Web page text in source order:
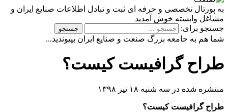
به پورتال تخصصی و حرفه ای ثبت و تبادل اطلاعات صنایع ایران و
مشاغل وابسته خوش آمدید
جستجو برای:
شما هم به جامعه بزرگ صنعت و صنایع ایران بپیوندید...
طراح گرافیست کیست؟
منتشره شده در سه شنبه ۱۸ تیر ۱۳۹۸
طراح گرافیست کیست؟